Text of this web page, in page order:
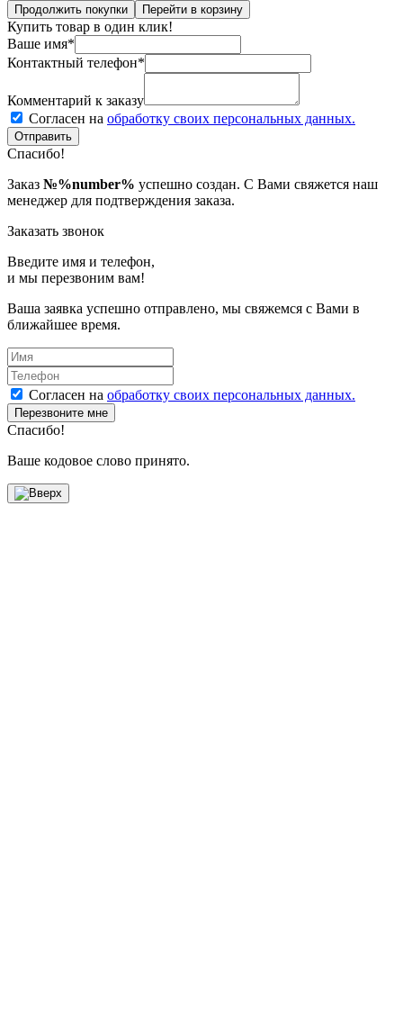
Продолжить покупки Перейти в корзину
Купить товар в один клик!
Ваше имя*
Контактный телефон*
Комментарий к заказу
Согласен на обработку своих персональных данных.
Отправить
Спасибо!
Заказ №%number% успешно создан. С Вами свяжется наш
менеджер для подтверждения заказа.
Заказать звонок
Введите имя и телефон,
и мы перезвоним вам!
Ваша заявка успешно отправлено, мы свяжемся с Вами в
ближайшее время.
Согласен на обработку своих персональных данных.
Перезвоните мне
Спасибо!
Ваше кодовое слово принято.